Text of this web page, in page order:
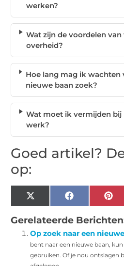
werken?
Wat zijn de voordelen
overheid?
Hoe lang mag ik wachten
nieuwe baan zoek?
Wat moet ik vermijden bij
werk?
Goed artikel?
op:
X
(Twitter)
Facebook
Gerelateerde
Op zoek naar een
bent naar een nieuwe baan,
gebruiken. Of je nou ontslagen